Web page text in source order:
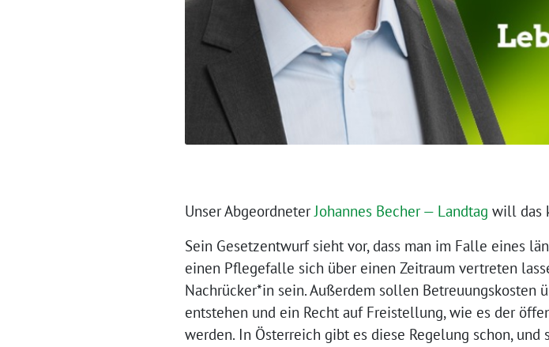
Unser Abge­ord­ne­terJohan­nes Becher — Land­tag will das
Sein Gesetz­ent­wurf sieht vor, dass man im Fal­le eines
einen Pfle­ge­fal­le sich über einen Zeit­raum ver­tre­ten
Nachrücker*in sein. Außer­dem sol­len
ent­ste­hen und ein Recht auf Frei­stel­lung, wie es der
wer­den. In Öster­reich gibt es die­se Rege­lung schon,